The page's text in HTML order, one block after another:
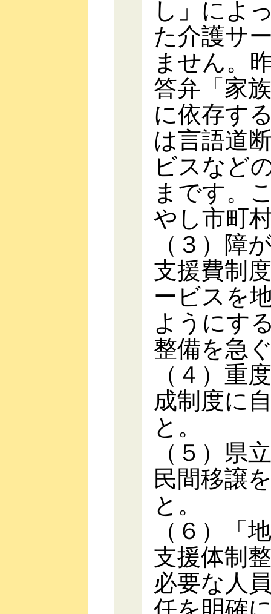
し」によ
た介護サ
ません。
答弁「家
に依存す
は言語道
ビスなど
まです。
やし市町
（３）障
支援費制
ービスを
ようにす
整備を急
（４）重
成制度に
と。
（５）県
民間移譲
と。
（６）「
支援体制
必要な人